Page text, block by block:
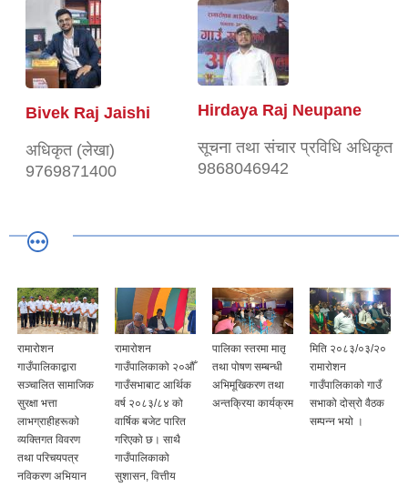
Bivek Raj Jaishi
अधिकृत (लेखा)
9769871400
Hirdaya Raj Neupane
सूचना तथा संचार प्रविधि अधिकृत
9868046942
रामारोशन
गाउँपालिकाद्वारा
सञ्चालित सामाजिक
सुरक्षा भत्ता
लाभग्राहीहरूको
व्यक्तिगत विवरण
तथा परिचयपत्र
नविकरण अभियान
रामारोशन
गाउँपालिकाको २०औँ
गाउँसभाबाट आर्थिक
वर्ष २०८३/८४ को
वार्षिक बजेट पारित
गरिएको छ। साथै
गाउँपालिकाको
सुशासन, वित्तीय
पालिका स्तरमा मातृ
तथा पोषण सम्बन्धी
अभिमूखिकरण तथा
अन्तक्रिया कार्यक्रम
मिति २०८३/०३/२०
रामारोशन
गाउँपालिकाको गाउँ
सभाको दोस्रो वैठक
सम्पन्न भयो ।